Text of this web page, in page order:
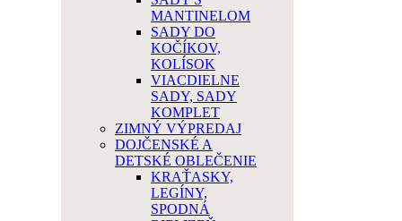
MANTINELOM
SADY DO
KOČÍKOV,
KOLÍSOK
VIACDIELNE
SADY, SADY
KOMPLET
ZIMNÝ VÝPREDAJ
DOJČENSKÉ A
DETSKÉ OBLEČENIE
KRAŤASKY,
LEGÍNY,
SPODNÁ